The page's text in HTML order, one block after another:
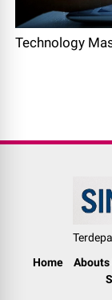
Technology
Home
Abouts